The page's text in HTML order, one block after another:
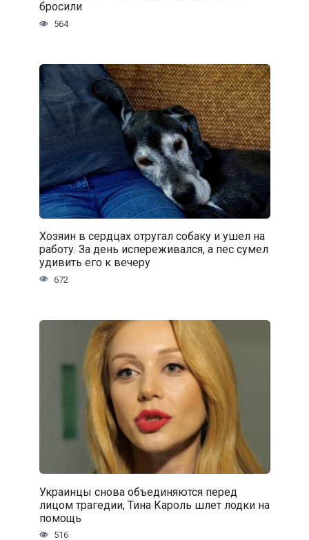
бросили
564
Хозяин в сердцах отругал собаку и ушел на
работу. За день испереживался, а пес сумел
удивить его к вечеру
672
Украинцы снова объединяются перед
лицом трагедии, Тина Кароль шлет лодки на
помощь
516